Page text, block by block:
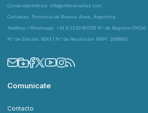
Correo electrónico: info@infocanuelas.com
Cañuelas, Provincia de Buenos Aires, Argentina
Teléfono / Whatsapp: +54 9 2226 601319 N° de Registro DNDA:
N° de Edición: 6043 | N° de Resolución RNPI: 2699932
Comunicate
Contacto